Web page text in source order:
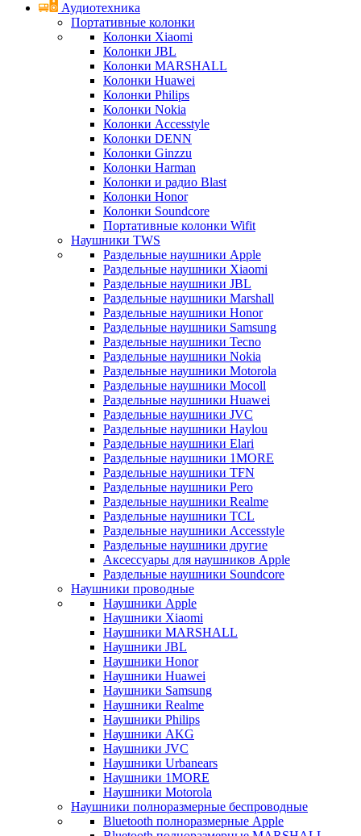
Аудиотехника
Портативные колонки
Колонки Xiaomi
Колонки JBL
Колонки MARSHALL
Колонки Huawei
Колонки Philips
Колонки Nokia
Колонки Accesstyle
Колонки DENN
Колонки Ginzzu
Колонки Harman
Колонки и радио Blast
Колонки Honor
Колонки Soundcore
Портативные колонки Wifit
Наушники TWS
Раздельные наушники Apple
Раздельные наушники Xiaomi
Раздельные наушники JBL
Раздельные наушники Marshall
Раздельные наушники Honor
Раздельные наушники Samsung
Раздельные наушники Tecno
Раздельные наушники Nokia
Раздельные наушники Motorola
Раздельные наушники Mocoll
Раздельные наушники Huawei
Раздельные наушники JVC
Раздельные наушники Haylou
Раздельные наушники Elari
Раздельные наушники 1MORE
Раздельные наушники TFN
Раздельные наушники Pero
Раздельные наушники Realme
Раздельные наушники TCL
Раздельные наушники Accesstyle
Раздельные наушники другие
Аксессуары для наушников Apple
Раздельные наушники Soundcore
Наушники проводные
Наушники Apple
Наушники Xiaomi
Наушники MARSHALL
Наушники JBL
Наушники Honor
Наушники Huawei
Наушники Samsung
Наушники Realme
Наушники Philips
Наушники AKG
Наушники JVC
Наушники Urbanears
Наушники 1MORE
Наушники Motorola
Наушники полноразмерные беспроводные
Bluetooth полноразмерные Apple